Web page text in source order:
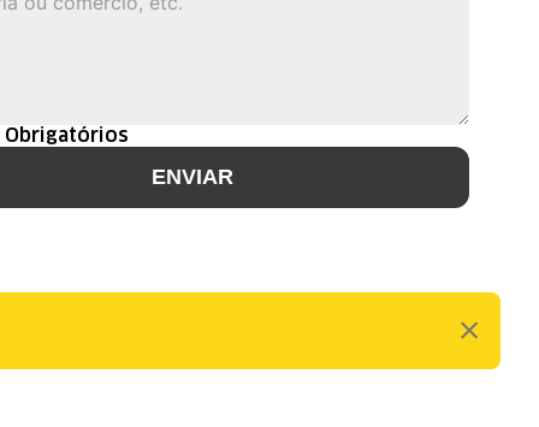
Obrigatórios
ENVIAR